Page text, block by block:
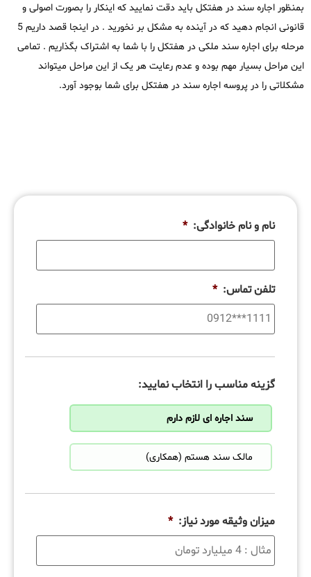
بمنظور اجاره سند در هفتکل باید دقت نمایید که اینکار را بصورت اصولی و
قانونی انجام دهید که در آینده به مشکل بر نخورید . در اینجا قصد داریم 5
مرحله برای اجاره سند ملکی در هفتکل را با شما به اشتراک بگذاریم . تمامی
این مراحل بسیار مهم بوده و عدم رعایت هر یک از این مراحل میتواند
مشکلاتی را در پروسه اجاره سند در هفتکل برای شما بوجود آورد.
نام و نام خانوادگی: *
تلفن تماس: *
گزینه مناسب را انتخاب نمایید:
سند اجاره ای لازم دارم
مالک سند هستم (همکاری)
میزان وثیقه مورد نیاز: *